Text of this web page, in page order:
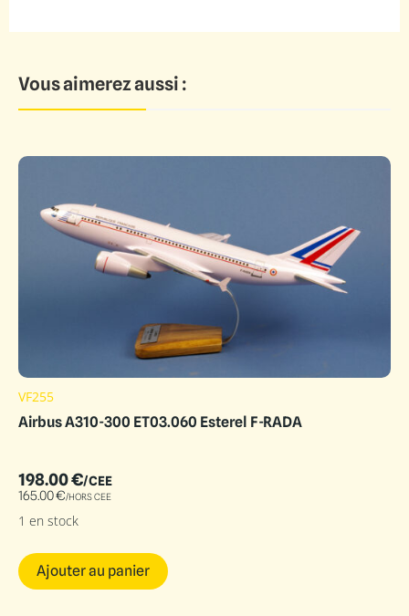
Vous aimerez aussi :
VF255
Airbus A310-300 ET03.060 Esterel F-RADA
198.00€/CEE
165.00€/HORS CEE
1 en stock
Ajouter au panier